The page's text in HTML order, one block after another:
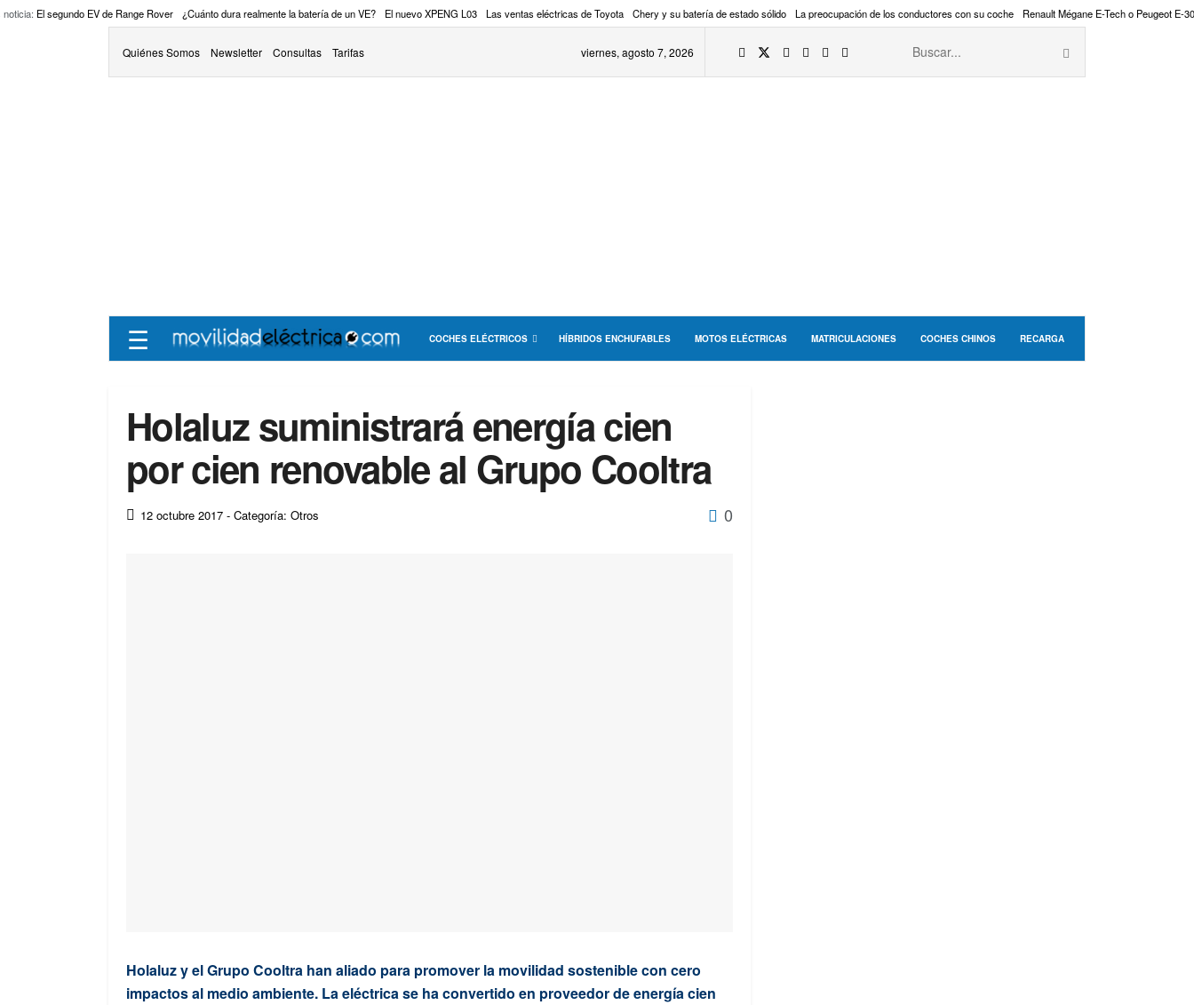
noticia: El segundo EV de Range Rover ¿Cuánto dura realmente la batería de un VE? El nuevo XPENG L03 Las ventas eléctricas de Toyota Chery y su batería de estado sólido La preocupación de los conductores con su coche Renault Mégane E-Tech o Peugeot E-
Quiénes Somos Newsletter Consultas Tarifas viernes, agosto 7, 2026
☰ COCHES ELÉCTRICOS HÍBRIDOS ENCHUFABLES MOTOS ELÉCTRICAS MATRICULACIONES COCHES CHINOS RECARGA
Holaluz suministrará energía cien
por cien renovable al Grupo Cooltra
12 octubre 2017 - Categoría: Otros 0
Holaluz y el Grupo Cooltra han aliado para promover la movilidad sostenible con cero
impactos al medio ambiente. La eléctrica se ha convertido en proveedor de energía cien